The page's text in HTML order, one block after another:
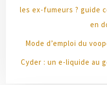
les ex-fumeurs ? guide
en
Mode d’emploi du
Cyder : un e-liquide au